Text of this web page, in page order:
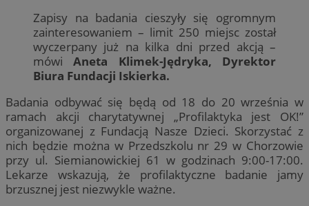
Zapisy na badania cieszyły się ogromnym
zainteresowaniem – limit 250 miejsc został
wyczerpany już na kilka dni przed akcją –
mówiAneta Klimek-Jędryka, Dyrektor
Biura Fundacji Iskierka.
Badania odbywać się będą od 18 do 20 września w
ramach akcji charytatywnej „Profilaktyka jest OK!”
organizowanej z Fundacją Nasze Dzieci. Skorzystać z
nich będzie można w Przedszkolu nr 29 w Chorzowie
przy ul. Siemianowickiej 61 w godzinach 9:00-17:00.
Lekarze wskazują, że profilaktyczne badanie jamy
brzusznej jest niezwykle ważne.